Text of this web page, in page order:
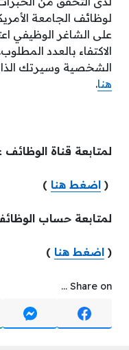
لوظائف الجامعة
الاكتفاء بالعدد
الشخصية وسيرتك
هنا.
لمتابعة قناة الوظائف
( اضغط هنا )
لمتابعة حساب
( اضغط هنا )
Share on ...